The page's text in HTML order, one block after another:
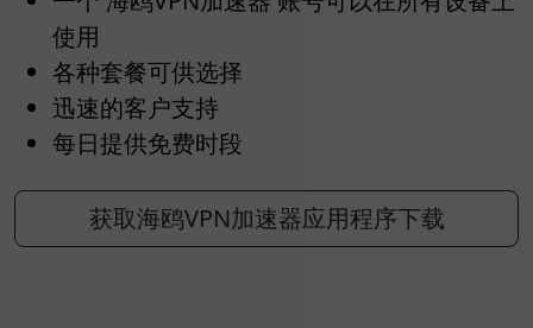
使用
各种套餐可供选择
迅速的客户支持
每日提供免费时段
获取海鸥VPN加速器应用程序下载